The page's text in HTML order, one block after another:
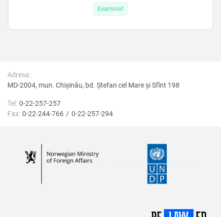
Examinat
Adresa:
MD-2004, mun. Chișinău, bd. Ştefan cel Mare şi Sfînt 198
Tel: 0-22-257-257
Fax: 0-22-244-766 0-22-257-294